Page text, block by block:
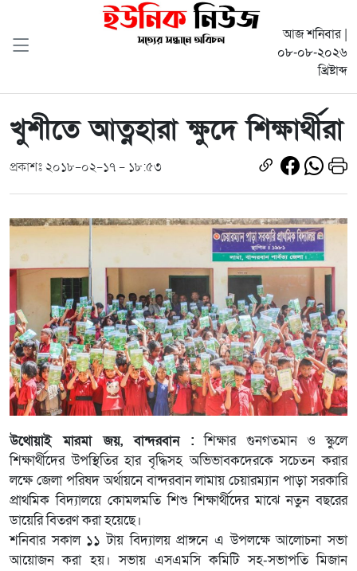
আজ শনিবার |
০৮-০৮-২০২৬
খ্রিষ্টাব্দ
খুশীতে আত্নহারা ক্ষুদে শিক্ষার্থীরা
প্রকাশঃ ২০১৮-০২-১৭ - ১৮:৫৩
উথোয়াই মারমা জয়, বান্দরবান : শিক্ষার গুনগতমান ও স্কুলে
শিক্ষার্থীদের উপস্থিতির হার বৃদ্ধিসহ অভিভাবকদেরকে সচেতন করার
লক্ষে জেলা পরিষদ অর্থায়নে বান্দরবান লামায় চেয়ারম্যান পাড়া সরকারি
প্রাথমিক বিদ্যালয়ে কোমলমতি শিশু শিক্ষার্থীদের মাঝে নতুন বছরের
ডায়েরি বিতরণ করা হয়েছে।
শনিবার সকাল ১১ টায় বিদ্যালয় প্রাঙ্গনে এ উপলক্ষে আলোচনা সভা
আয়োজন করা হয়। সভায় এসএমসি কমিটি সহ-সভাপতি মিজান